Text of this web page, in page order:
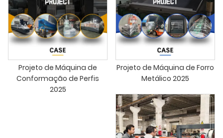
Projeto de Máquina de
Conformação de Perfis
2025
Projeto de Máquina de Forro
Metálico 2025